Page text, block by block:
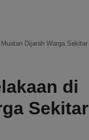
Dijarah Warga Sekitar
di
Sekitar